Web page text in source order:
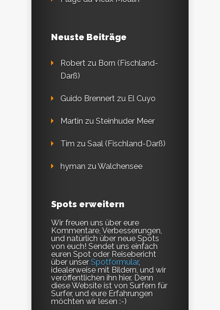
Neuste Beiträge
Robert zu Born (Fischland-
Darß)
Guido Brennert zu El Cuyo
Martin zu Steinhuder Meer
Tim zu Saal (Fischland-Darß)
hyman zuWalchensee
Spots erweitern
Wir freuen uns über eure
Kommentare, Verbesserungen,
und natürlich über neue Spots
von euch! Sendet uns einfach
euren Spot oder Reisebericht
über unser Spotformular,
idealerweise mit Bildern, und wir
veröffentlichen ihn hier. Denn
diese Website ist von Surfern für
Surfer, und eure Erfahrungen
möchten wir lesen :-)